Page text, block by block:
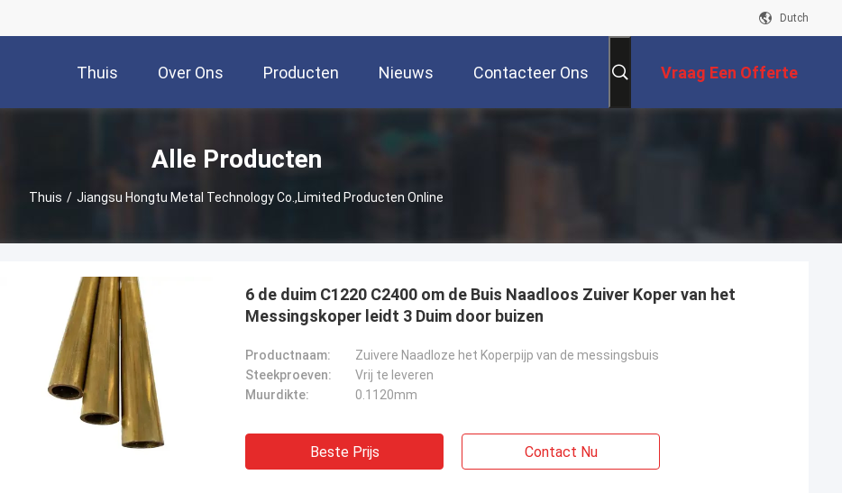
Dutch
Thuis Over Ons Producten Nieuws Contacteer Ons Vraag Een Offerte
Alle Producten
Thuis / Jiangsu Hongtu Metal Technology Co.,Limited Producten Online
6 de duim C1220 C2400 om de Buis Naadloos Zuiver Koper van het
Messingskoper leidt 3 Duim door buizen
Productnaam:
Zuivere Naadloze het Koperpijp van de messingsbuis
Steekproeven:
Vrij te leveren
Muurdikte:
0.1120mm
Beste Prijs Contact Nu